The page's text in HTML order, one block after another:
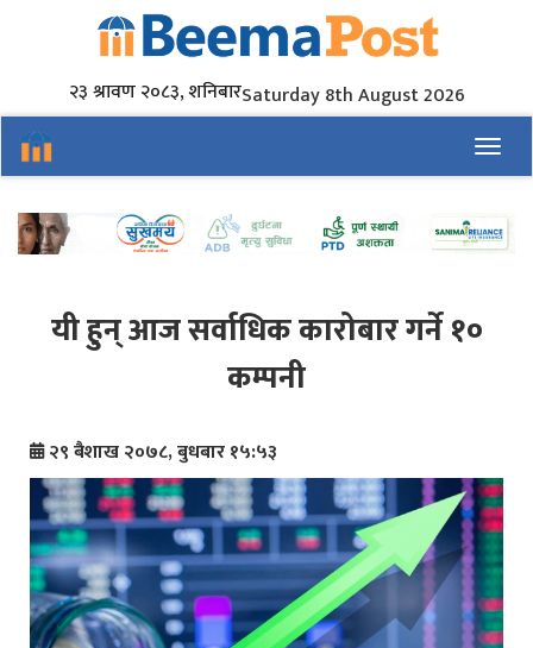
२३ श्रावण २०८३, शनिबारSaturday 8th August 2026
यी हुन् आज सर्वाधिक कारोबार गर्ने १०
कम्पनी
२९ बैशाख २०७८, बुधबार १५:५३